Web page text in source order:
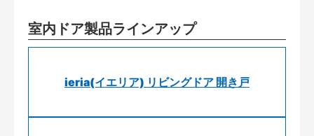
室内ドア製品ラインアップ
ieria(イエリア) リビングドア 開き戸